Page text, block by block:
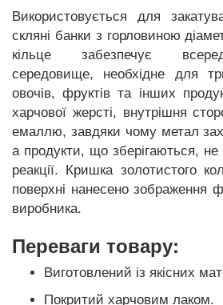
Використовується для
скляні банки з горловиною
кільце забезпечує
середовище, необхідне для
овочів, фруктів та інших
харчової жерсті, внутрішня
емаллю, завдяки чому метал
а продукти, що зберігаються, не
реакції. Кришка золотистого
поверхні нанесено зображення
виробника.
Переваги товару:
Виготовлений із якісних
Покритий харчовим лаком.